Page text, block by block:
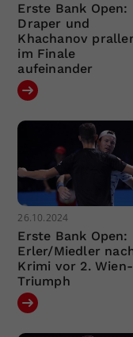
Erste Bank Open:
Draper und
Khachanov
im Finale
aufeinander
26.10.2024
Erste Bank Open:
Erler/Miedler
Krimi vor 2. Wien-
Triumph